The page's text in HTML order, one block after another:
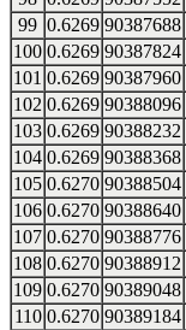
99 0.6269 90387688
100 0.6269 90387824
101 0.6269 90387960
102 0.6269 90388096
103 0.6269 90388232
104 0.6269 90388368
105 0.6270 90388504
106 0.6270 90388640
107 0.6270 90388776
108 0.6270 90388912
109 0.6270 90389048
110 0.6270 90389184